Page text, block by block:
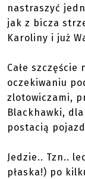
nastraszyć
jak z bicza
Karoliny i już
Całe
oczekiwaniu
zlotowiczami,
Blackhawki,
postacią
Jedzie.. Tzn..
płaska!) po